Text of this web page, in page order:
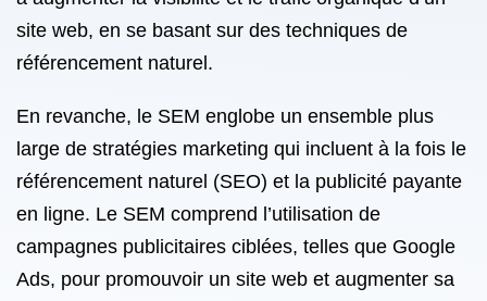
site web, en se basant sur des techniques de
référencement naturel.
En revanche, le SEM englobe un ensemble plus
large de stratégies marketing qui incluent à la fois le
référencement naturel (SEO) et la publicité payante
en ligne. Le SEM comprend l’utilisation de
campagnes publicitaires ciblées, telles que Google
Ads, pour promouvoir un site web et augmenter sa